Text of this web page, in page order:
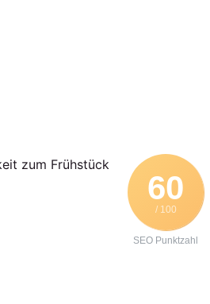
60
/ 100
SEO Punktzahl
zum Frühstück